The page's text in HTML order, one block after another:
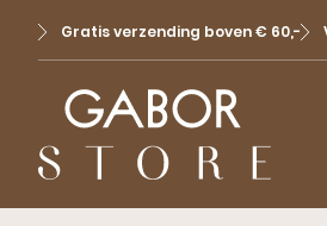
Gratis verzending boven € 60,-